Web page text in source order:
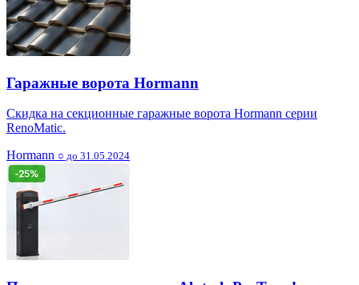
Гаражные ворота Hormann
Скидка на секционные гаражные ворота Hormann серии
RenoMatic.
Hormann ○ до 31.05.2024